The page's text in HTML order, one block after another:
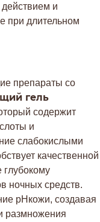
и
при длительном
препараты со
гель
содержит
и
слабокислыми
качественной
ночных средств.
рНкожи, создавая
размножения